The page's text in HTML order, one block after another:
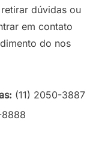
dúvidas ou
em contato
do nos
(11) 2050-3887